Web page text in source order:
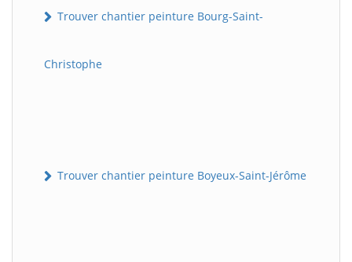
Trouver chantier peinture Bourg-Saint-
Christophe
Trouver chantier peinture Boyeux-Saint-Jérôme